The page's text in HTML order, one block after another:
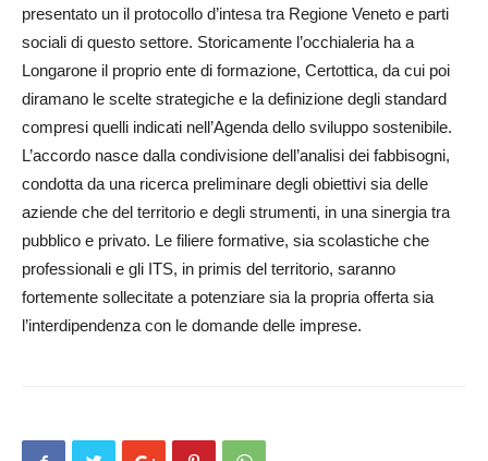
presentato un il protocollo d’intesa tra Regione Veneto e parti
sociali di questo settore. Storicamente l’occhialeria ha a
Longarone il proprio ente di formazione, Certottica, da cui poi
diramano le scelte strategiche e la definizione degli standard
compresi quelli indicati nell’Agenda dello sviluppo sostenibile.
L’accordo nasce dalla condivisione dell’analisi dei fabbisogni,
condotta da una ricerca preliminare degli obiettivi sia delle
aziende che del territorio e degli strumenti, in una sinergia tra
pubblico e privato. Le filiere formative, sia scolastiche che
professionali e gli ITS, in primis del territorio, saranno
fortemente sollecitate a potenziare sia la propria offerta sia
l’interdipendenza con le domande delle imprese.